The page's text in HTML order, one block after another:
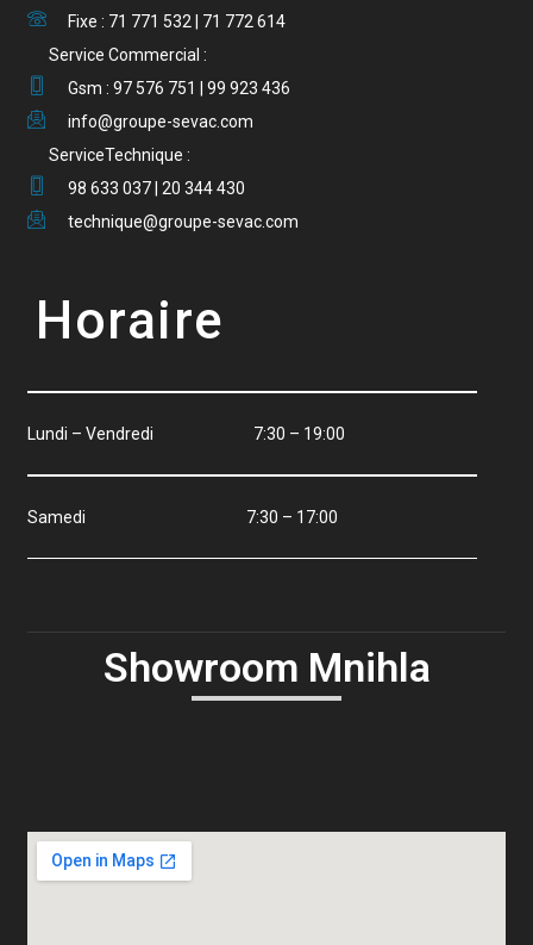
Fixe : 71 771 532 | 71 772 614
Service Commercial :
Gsm : 97 576 751 | 99 923 436
info@groupe-sevac.com
ServiceTechnique :
98 633 037 | 20 344 430
technique@groupe-sevac.com
Horaire
Lundi – Vendredi 7:30 – 19:00
Samedi 7:30 – 17:00
Showroom Mnihla